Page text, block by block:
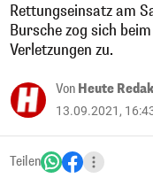
Rettungseinsatz am
Bursche zog sich
Verletzungen zu.
Von Heute
13.09.2021,
Teilen